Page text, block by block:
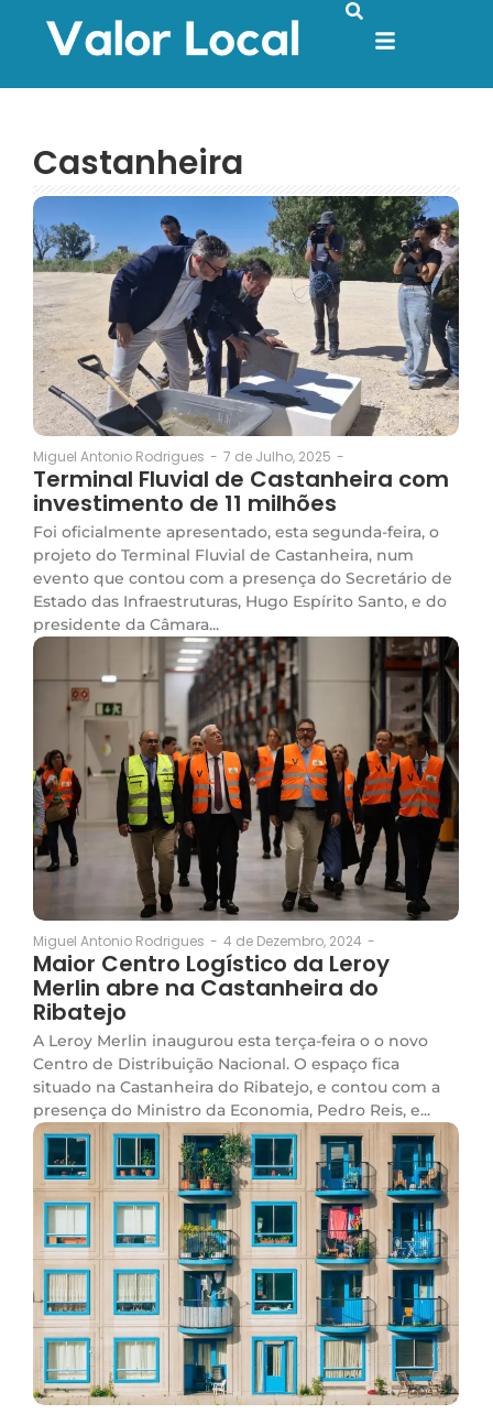
Castanheira
Miguel Antonio Rodrigues - 7 de Julho, 2025 -
Terminal Fluvial de Castanheira com
investimento de 11 milhões
Foi oficialmente apresentado, esta segunda-feira, o
projeto do Terminal Fluvial de Castanheira, num
evento que contou com a presença do Secretário de
Estado das Infraestruturas, Hugo Espírito Santo, e do
presidente da Câmara...
Miguel Antonio Rodrigues - 4 de Dezembro, 2024 -
Maior Centro Logístico da Leroy
Merlin abre na Castanheira do
Ribatejo
A Leroy Merlin inaugurou esta terça-feira o o novo
Centro de Distribuição Nacional. O espaço fica
situado na Castanheira do Ribatejo, e contou com a
presença do Ministro da Economia, Pedro Reis, e...